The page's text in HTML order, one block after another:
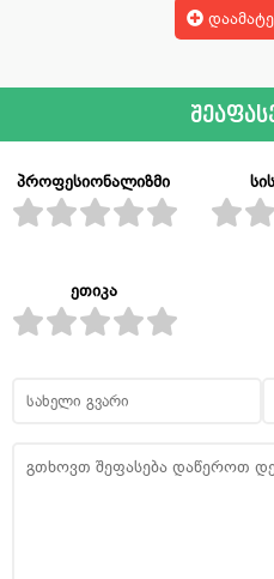
დაამატე
პროფესიონალიზმი
ეთიკა